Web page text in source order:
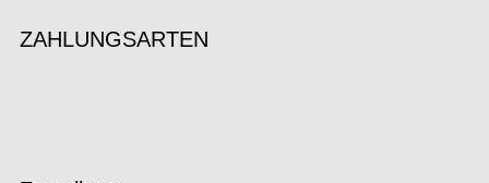
ZAHLUNGSARTEN